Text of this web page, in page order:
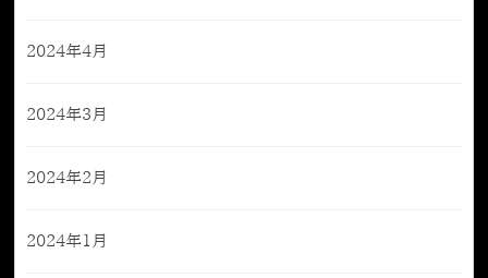
2024年4月
2024年3月
2024年2月
2024年1月